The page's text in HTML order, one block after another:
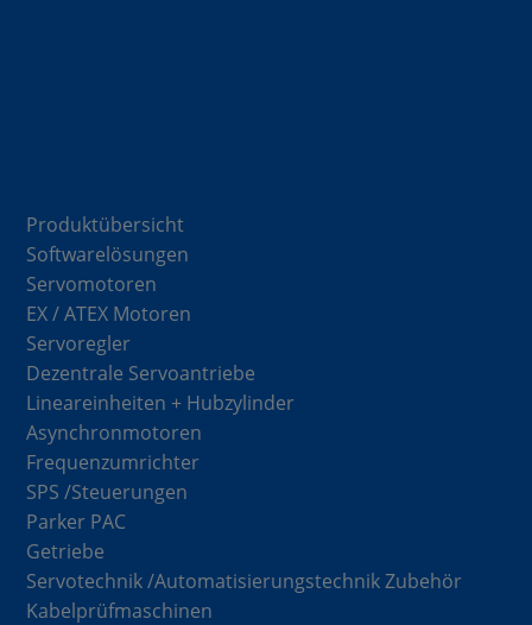
Produktübersicht
Softwarelösungen
Servomotoren
EX / ATEX Motoren
Servoregler
Dezentrale Servoantriebe
Lineareinheiten + Hubzylinder
Asynchronmotoren
Frequenzumrichter
SPS /Steuerungen
Parker PAC
Getriebe
Servotechnik /Automatisierungstechnik Zubehör
Kabelprüfmaschinen